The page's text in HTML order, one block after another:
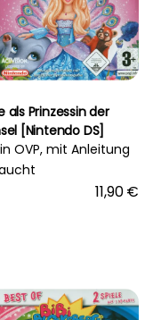
als Prinzessin der
[Nintendo DS]
OVP, mit Anleitung
11,90 €